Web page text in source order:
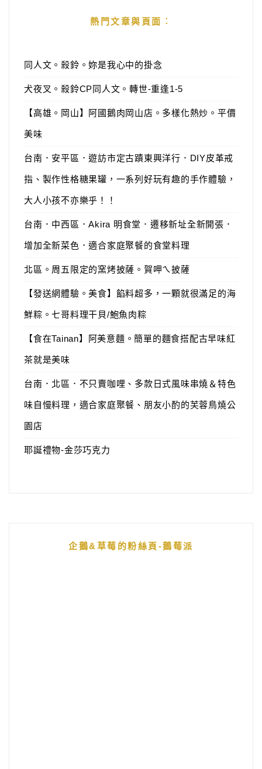
熱門文章與頁面︰
同人文。殺鈴。妳是我心中的掛念
犬夜叉。殺鈴CP同人文。轉世-重逢1-5
【高雄。岡山】阿國鵝肉岡山店。多樣化熱炒。平價
美味
台南．安平區．遊訪市定古蹟東興洋行．DIY皮革戒
指、製作性格糖果罐，一系列好玩有趣的手作體驗，
大人小孩不亦樂乎！！
台南．中西區．Akira 明食堂．遷移新址全新開張．
增加全新菜色．適合家庭聚餐的食堂料理
北區。周五限定的窯烤披薩。賀呷ㄟ披薩
【發送網體驗。美食】餡料超多，一顆就很滿足的海
鮮粽。七哥料理干貝/鮑魚肉粽
【食在Tainan】阿美意麵。簡單的麵食搭配古早味紅
茶就是美味
台南．北區．不只賣咖哩、多款日式風味串燒＆特色
味自慢料理，適合家庭聚餐、朋友小酌的芙蓉鳥燒公
園店
耶誕禮物-金莎巧克力
企鵝&草莓的粉絲頁-鵝莓派